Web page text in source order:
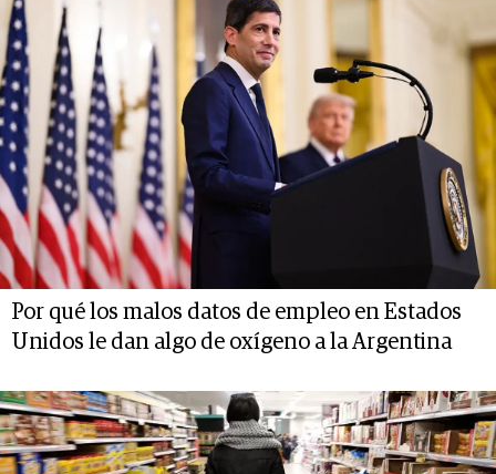
Por qué los malos datos de empleo en Estados
Unidos le dan algo de oxígeno a la Argentina